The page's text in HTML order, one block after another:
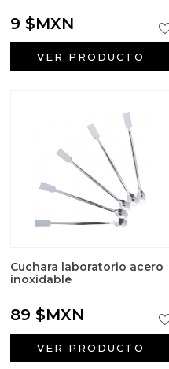
9 $MXN
VER PRODUCTO
Cuchara laboratorio acero
inoxidable
89 $MXN
VER PRODUCTO